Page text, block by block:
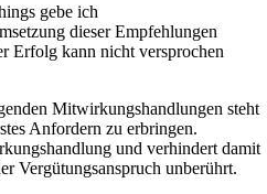
gebe ich
dieser Empfehlungen
Erfolg kann nicht versprochen
Mitwirkungshandlungen steht
Anfordern zu erbringen.
und verhindert damit
Vergütungsanspruch unberührt.